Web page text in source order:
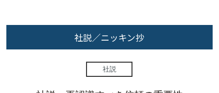
社説／ニッキン抄
社説